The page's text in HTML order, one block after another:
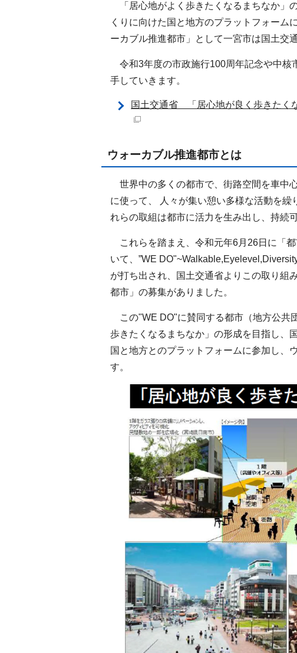
「居心地がよく歩きたくなるまちなか」
くりに向けた国と地方のプラットフォーム
ーカブル推進都市」として一宮市は国土交
令和3年度の市政施行100周年記念や中核
手していきます。
国土交通省 「居心地が良く歩きたく
ウォーカブル推進都市とは
世界中の多くの都市で、街路空間を車中
に使って、 人々が集い憩い多様な活動を
れらの取組は都市に活力を生み出し、持続
これらを踏まえ、令和元年6月26日に「
いて、”WE
が打ち出され、国土交通省よりこの取り組
都市」の募集がありました。
この"WE DO"に賛同する都市（地方公共
歩きたくなるまちなか」の形成を目指し、
国と地方とのプラットフォームに参加し、
す。